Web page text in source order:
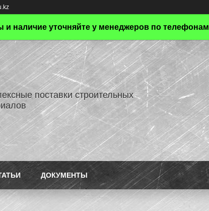
и наличие уточняйте у менеджеров по телефонам
поставки строительных
ДОКУМЕНТЫ